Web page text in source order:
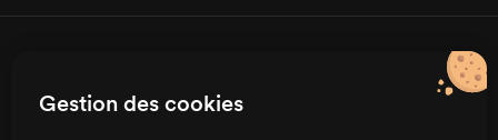
Gestion des cookies